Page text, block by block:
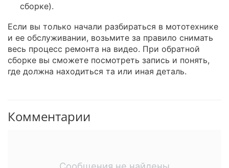
сборке).
Если вы только начали разбираться в мототехнике
и ее обслуживании, возьмите за правило снимать
весь процесс ремонта на видео. При обратной
сборке вы сможете посмотреть запись и понять,
где должна находиться та или иная деталь.
Комментарии
Сообщения не найдены